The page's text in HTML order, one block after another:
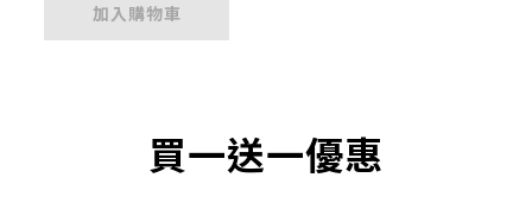
加入購物車
買一送一優惠